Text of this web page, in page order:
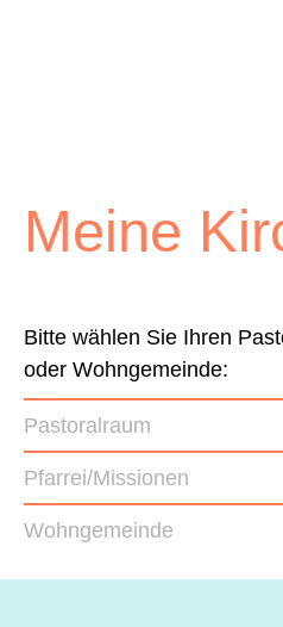
Vermischtes
Inserate &
Beilagen und
Archiv
Meine
Bitte wählen Sie Ihren
oder Wohngemeinde:
Pastoralraum
Pfarrei/Missionen
Wohngemeinde